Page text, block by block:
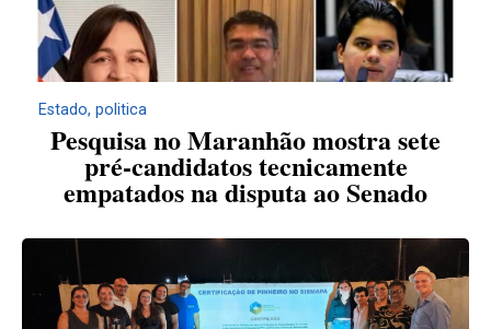
Estado, politica
Pesquisa no Maranhão mostra sete
pré-candidatos tecnicamente
empatados na disputa ao Senado